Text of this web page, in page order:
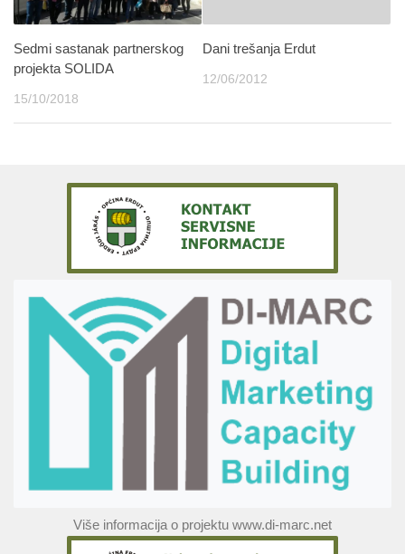
Sedmi sastanak partnerskog
projekta SOLIDA
15/10/2018
Dani trešanja Erdut
12/06/2012
Više informacija o projektu www.di-marc.net